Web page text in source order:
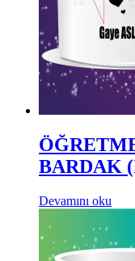
BARDAK
Devamını oku